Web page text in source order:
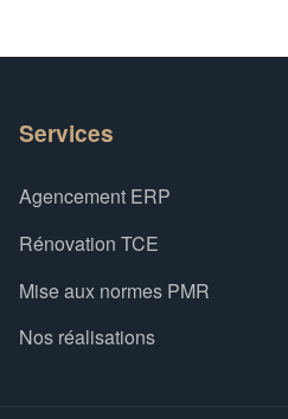
Services
Agencement ERP
Rénovation TCE
Mise aux normes PMR
Nos réalisations